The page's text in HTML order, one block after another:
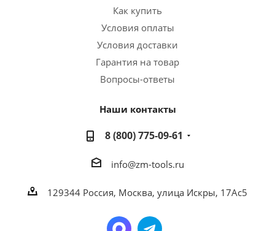
Как купить
Условия оплаты
Условия доставки
Гарантия на товар
Вопросы-ответы
Наши контакты
8 (800) 775-09-61
info@zm-tools.ru
129344 Россия, Москва, улица Искры, 17Ас5